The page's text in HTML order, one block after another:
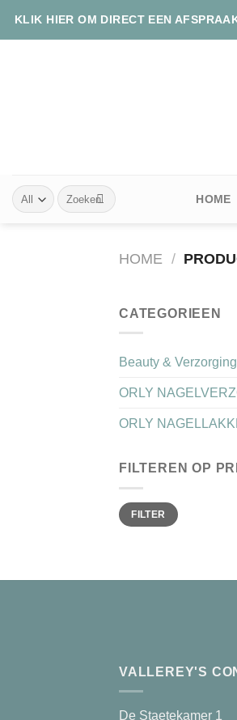
KLIK HIER OM DIRECT EEN
Zoeken
naar:
HOME
HOME /
CATEGORIEEN
Beauty & Verzorging
ORLY
ORLY
FILTEREN OP
Min.
prijs
Max.
prijsFILTER
VALLEREY'S
De Staetekamer 1